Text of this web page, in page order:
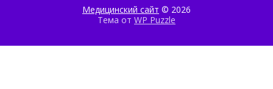
Медицинский сайт © 2026
Тема от WP Puzzle